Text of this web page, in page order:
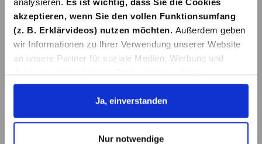
akzeptieren, wenn Sie den vollen Funktionsumfang
(z. B. Erklärvideos) nutzen möchten. Außerdem geben
wir Informationen zu Ihrer Verwendung unserer Website
an unsere Partner für soziale Medien, Werbung und
Informationen möglicherweise mit weiteren Daten
zusammen, die Sie ihnen bereitgestellt haben oder die
sie im Rahmen Ihrer Nutzung der Dienste gesammelt
Ja, einverstanden
Nur notwendige
ABLAGE MILA KST
CHROM
17,99 €*
WANDABLAGE
GROß CLASSIC
PLUS SCHWARZ
29,99 €*